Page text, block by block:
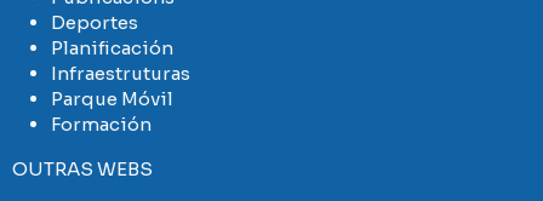
Deportes
Planificación
Infraestruturas
Parque Móvil
Formación
OUTRAS WEBS